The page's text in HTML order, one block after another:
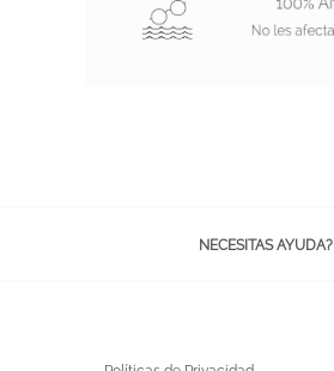
NECESITAS AYUDA?